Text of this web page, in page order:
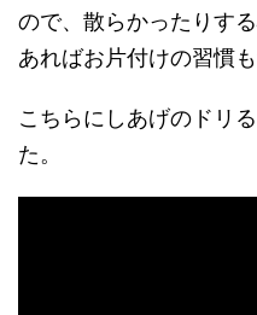
ので、散らかったりす
あればお片付けの習慣も
こちらにしあげのドリ
た。